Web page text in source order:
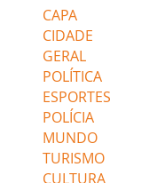
de
termina o
CAPA
CIDADE
GERAL
POLÍTICA
ESPORTES
POLÍCIA
MUNDO
TURISMO
CULTURA